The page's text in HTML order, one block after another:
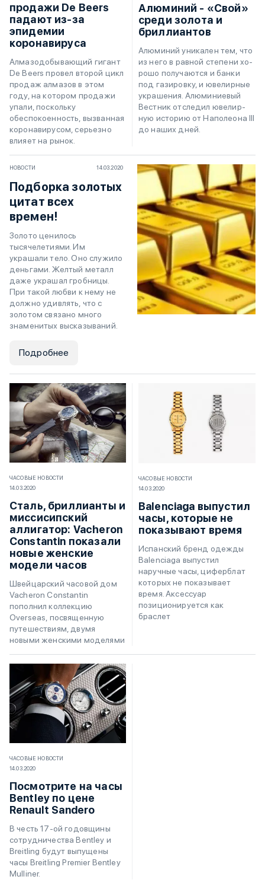
продажи De Beers
падают из-за
эпидемии
коронавируса
Алмазодобывающий гигант
De Beers провел второй цикл
продаж алмазов в этом
году, на котором продажи
упали, поскольку
обеспокоенность, вызванная
коронавирусом, серьезно
влияет на рынок.
Алюминий - «Свой»
среди золота и
бриллиантов
Алю­ми­ний уни­ка­лен тем, что
из не­го в рав­ной сте­пе­ни хо­
ро­шо по­лу­ча­ют­ся и бан­ки
под га­зи­ро­в­ку, и юве­ли­р­ные
укра­ше­ния. Алю­ми­ни­е­вый
Ве­ст­ник от­сле­дил юве­ли­р­
ную ис­то­рию от На­по­лео­на III
до на­ших дней.
НОВОСТИ 14.03.2020
Подборка золотых
цитат всех
времен!
Золото ценилось
тысячелетиями. Им
украшали тело. Оно служило
деньгами. Желтый металл
даже украшал гробницы.
При такой любви к нему не
должно удивлять, что с
золотом связано много
знаменитых высказываний.
Подробнее
ЧАСОВЫЕ НОВОСТИ
14.03.2020
Сталь, бриллианты и
миссисипский
аллигатор: Vacheron
Constantin показали
новые женские
модели часов
Швейцарский часовой дом
Vacheron Constantin
пополнил коллекцию
Overseas, посвященную
путешествиям, двумя
новыми женскими моделями
ЧАСОВЫЕ НОВОСТИ
14.03.2020
Balenciaga выпустил
часы, которые не
показывают время
Испанский бренд одежды
Balenciaga выпустил
наручные часы, циферблат
которых не показывает
время. Аксессуар
позиционируется как
браслет
ЧАСОВЫЕ НОВОСТИ
14.03.2020
Посмотрите на часы
Bentley по цене
Renault Sandero
В честь 17-ой годовщины
сотрудничества Bentley и
Breitling будут выпущены
часы Breitling Premier Bentley
Mulliner.